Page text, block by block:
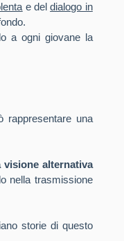
e deldialogo in
a ogni giovane la
rappresentare una
visione alternativa
nella trasmissione
storie di questo